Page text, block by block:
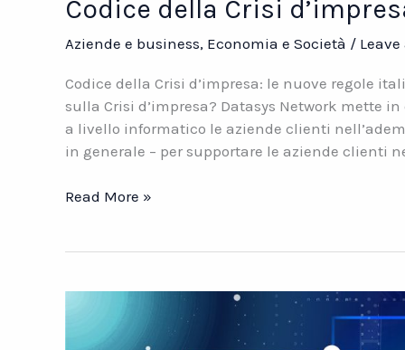
Codice della Crisi
Aziende e business, Economia e Società /
Codice della Crisi d’impresa: le nuove regole
sulla Crisi d’impresa? Datasys Network mette
a livello informatico le aziende clienti
in generale – per supportare le aziende clienti
Codice
Read More »